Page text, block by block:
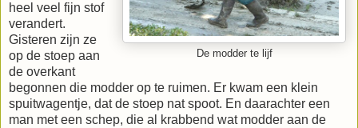
De modder te lijf
heel veel fijn stof
verandert.
Gisteren zijn ze
op de stoep aan
de overkant
begonnen die modder op te ruimen. Er kwam een klein
spuitwagentje, dat de stoep nat spoot. En daarachter een
man met een schep, die al krabbend wat modder aan de